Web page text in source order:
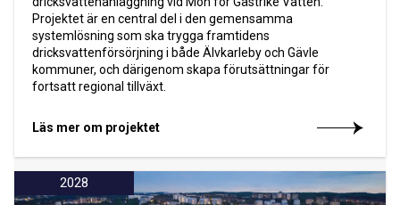
Projektet är en central del i den gemensamma
systemlösning som ska trygga framtidens
dricksvattenförsörjning i både Älvkarleby och Gävle
kommuner, och därigenom skapa förutsättningar för
fortsatt regional tillväxt.
Läs mer om projektet
2028